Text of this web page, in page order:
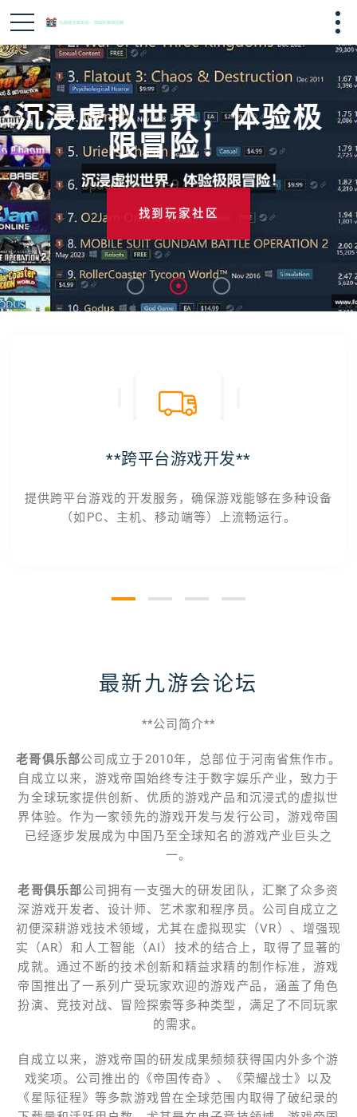
沉浸虚拟世界，体验极
限冒险！
找到玩家社区
**跨平台游戏开发**
提供跨平台游戏的开发服务，确保游戏能够在多种设备
（如PC、主机、移动端等）上流畅运行。
最新九游会论坛
**公司简介**
老哥俱乐部公司成立于2010年，总部位于河南省焦作市。
自成立以来，游戏帝国始终专注于数字娱乐产业，致力于
为全球玩家提供创新、优质的游戏产品和沉浸式的虚拟世
界体验。作为一家领先的游戏开发与发行公司，游戏帝国
已经逐步发展成为中国乃至全球知名的游戏产业巨头之
一。
老哥俱乐部公司拥有一支强大的研发团队，汇聚了众多资
深游戏开发者、设计师、艺术家和程序员。公司自成立之
初便深耕游戏技术领域，尤其在虚拟现实（VR）、增强现
实（AR）和人工智能（AI）技术的结合上，取得了显著的
成就。通过不断的技术创新和精益求精的制作标准，游戏
帝国推出了一系列广受玩家欢迎的游戏产品，涵盖了角色
扮演、竞技对战、冒险探索等多种类型，满足了不同玩家
的需求。
自成立以来，游戏帝国的研发成果频频获得国内外多个游
戏奖项。公司推出的《帝国传奇》、《荣耀战士》以及
《星际征程》等多款游戏曾在全球范围内取得了破纪录的